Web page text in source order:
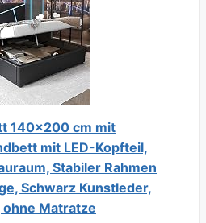
140x200 cm mit
mit LED-Kopfteil,
Stabiler Rahmen
Schwarz Kunstleder,
Matratze